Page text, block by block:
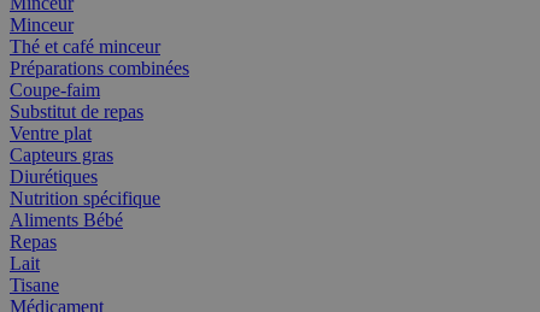
Minceur
Thé et café minceur
Préparations combinées
Coupe-faim
Substitut de repas
Ventre plat
Capteurs gras
Diurétiques
Nutrition spécifique
Aliments Bébé
Repas
Lait
Tisane
Médicament